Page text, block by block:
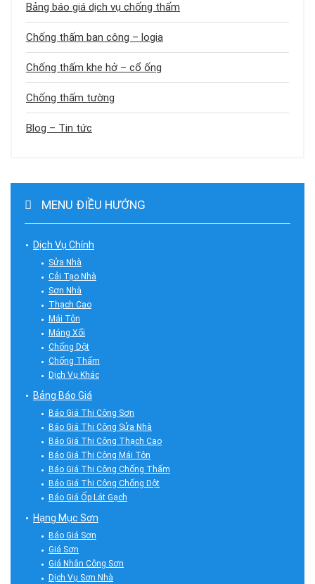
Bảng báo giá dịch vụ chống thấm
Chống thấm ban công – logia
Chống thấm khe hở – cổ ống
Chống thấm tường
Blog – Tin tức
MENU ĐIỀU HƯỚNG
Dịch Vụ Chính
Sửa Nhà
Cải Tạo Nhà
Sơn Nhà
Thạch Cao
Mái Tôn
Máng Xối
Chống Dột
Chống Thấm
Dịch Vụ Khác
Bảng Báo Giá
Báo Giá Thi Công Sơn
Báo Giá Thi Công Sửa Nhà
Báo Giá Thi Công Thạch Cao
Báo Giá Thi Công Mái Tôn
Báo Giá Thi Công Chống Thấm
Báo Giá Thi Công Chống Dột
Báo Giá Ốp Lát Gạch
Hạng Mục Sơn
Báo Giá Sơn
Giá Sơn
Giá Nhân Công Sơn
Dịch Vụ Sơn Nhà